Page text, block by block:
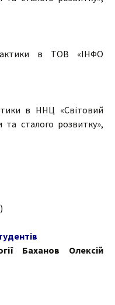
в ТОВ «ІНФО
в ННЦ «Світовий
сталого розвитку»,
Баханов Олексій